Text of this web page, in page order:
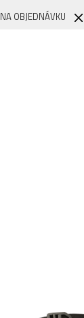
NA OBJEDNÁVKU